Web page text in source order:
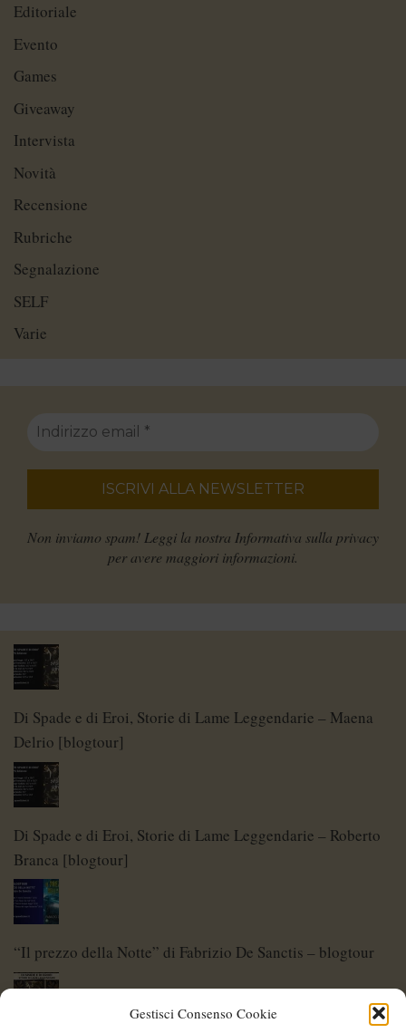
Gestisci Consenso Cookie
Editoriale
Evento
Games
Giveaway
Intervista
Novità
Recensione
Rubriche
Segnalazione
SELF
Varie
Non inviamo spam! Leggi la nostra Informativa sulla privacy
per avere maggiori informazioni.
Di Spade e di Eroi, Storie di Lame Leggendarie – Maena
Delrio [blogtour]
Di Spade e di Eroi, Storie di Lame Leggendarie – Roberto
Branca [blogtour]
“Il prezzo della Notte” di Fabrizio De Sanctis – blogtour